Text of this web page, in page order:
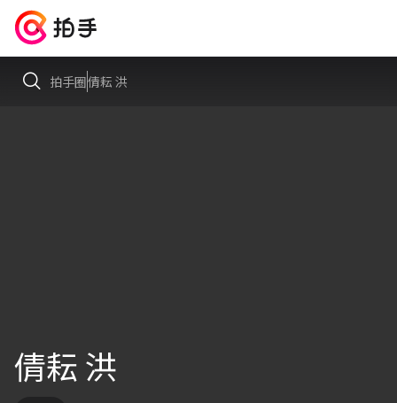
拍手圈倩耘 洪
倩耘 洪